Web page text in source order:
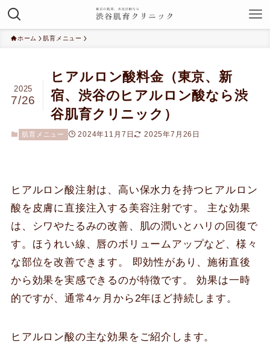
ホーム 肌育メニュー
ヒアルロン酸料金（東京、新
宿、渋谷のヒアルロン酸なら渋
谷肌育クリニック）
2025
7/26
肌育メニュー 2024年11月7日 2025年7月26日
ヒアルロン酸注射は、高い保水力を持つヒアルロン
酸を皮膚に直接注入する美容注射です。 主な効果
は、シワやたるみの改善、肌の潤いとハリの回復で
す。ほうれい線、唇のボリュームアップなど、様々
な部位を改善できます。 即効性があり、施術直後
から効果を実感できるのが特徴です。 効果は一時
的ですが、通常4ヶ月から2年ほど持続します。
ヒアルロン酸の主な効果をご紹介します。